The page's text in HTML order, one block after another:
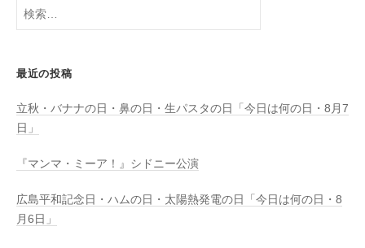
検
索:
最近の投稿
立秋・バナナの日・鼻の日・生パスタの日「今日は何の日・8月7
日」
『マンマ・ミーア！』シドニー公演
広島平和記念日・ハムの日・太陽熱発電の日「今日は何の日・8
月6日」